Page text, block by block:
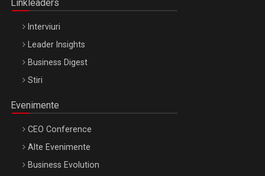
Linkleaders
Interviuri
Leader Insights
Business Digest
Stiri
Evenimente
CEO Conference
Alte Evenimente
Business Evolution